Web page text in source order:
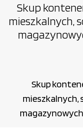
Skup
mieszkalnych,
Skup